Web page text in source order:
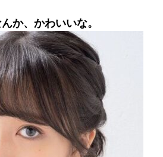
か、かわいいな。